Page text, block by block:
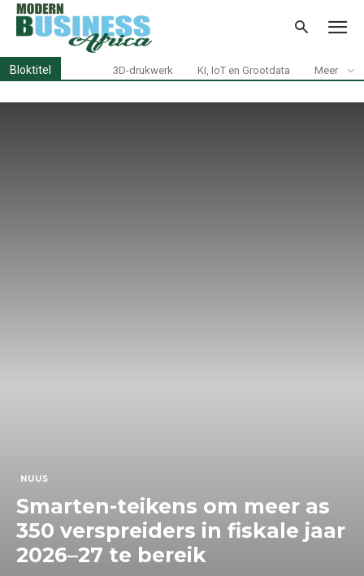
Bloktitel 3D-drukwerk KI, IoT en Grootdata Meer
NUUS
Smarten-teikens om meer as
350 verspreiders in fiskale jaar
2026–27 te bereik